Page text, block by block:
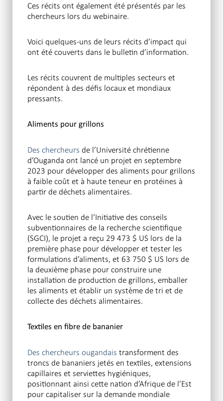
Ces récits ont également été présentés par les
chercheurs lors du webinaire.
Voici quelques-uns de leurs récits d’impact qui
ont été couverts dans le bulletin d’information.
Les récits couvrent de multiples secteurs et
répondent à des défis locaux et mondiaux
pressants.
Aliments pour grillons
Des chercheurs de l’Université chrétienne
d’Ouganda ont lancé un projet en septembre
2023 pour développer des aliments pour grillons
à faible coût et à haute teneur en protéines à
partir de déchets alimentaires.
Avec le soutien de l’Initiative des conseils
subventionnaires de la recherche scientifique
(SGCI), le projet a reçu 29 473 $ US lors de la
première phase pour développer et tester les
formulations d’aliments, et 63 750 $ US lors de
la deuxième phase pour construire une
installation de production de grillons, emballer
les aliments et établir un système de tri et de
collecte des déchets alimentaires.
Textiles en fibre de bananier
Des chercheurs ougandais transforment des
troncs de bananiers jetés en textiles, extensions
capillaires et serviettes hygiéniques,
positionnant ainsi cette nation d’Afrique de l’Est
pour capitaliser sur la demande mondiale